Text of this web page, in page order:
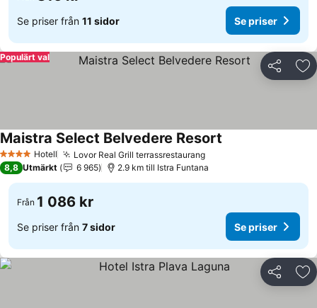
Se priser från 11 sidor Se priser
Dela
Populärt val
4 StjärnorHotell Lovor Real Grill terrassrestaurangSe priser
Maistra Select Belvedere Resort
8,8 Utmärkt 6 965 2.9 km till Istra Funtana
Från 1 086 kr
Se priser från 7 sidor Se priser
Dela